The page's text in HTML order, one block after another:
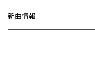
新曲情報